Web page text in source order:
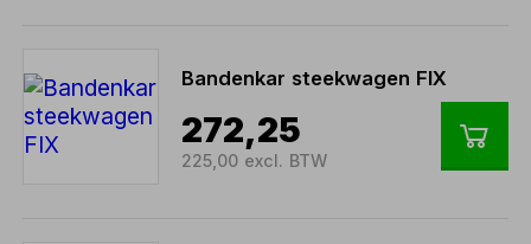
Bandenkar steekwagen FIX
272,25
225,00 excl. BTW